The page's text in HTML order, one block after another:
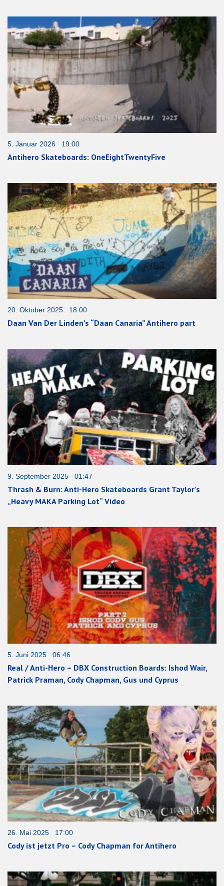
5. Januar 2026 19:00
Antihero Skateboards: OneEightTwentyFive
20. Oktober 2025 18:00
Daan Van Der Linden’s “Daan Canaria” Antihero part
9. September 2025 01:47
Thrash & Burn: Anti-Hero Skateboards Grant Taylor’s
„Heavy MAKA Parking Lot“ Video
5. Juni 2025 06:46
Real / Anti-Hero – DBX Construction Boards: Ishod Wair,
Patrick Praman, Cody Chapman, Gus und Cyprus
26. Mai 2025 17:00
Cody ist jetzt Pro – Cody Chapman for Antihero